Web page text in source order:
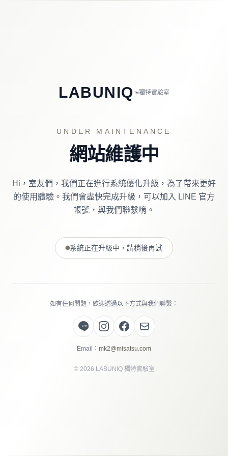
LABUNIQ ™獨特實驗室
UNDER MAINTENANCE
網站維護中
Hi，室友們，我們正在進行系統優化升級，為了帶來更好
的使用體驗。 我們會盡快完成升級，可以加入 LINE 官方
帳號，與我們聯繫唷。
系統正在升級中，請稍後再試
如有任何問題，歡迎透過以下方式與我們聯繫：
Email： mk2@misatsu.com
© 2026 LABUNIQ 獨特實驗室